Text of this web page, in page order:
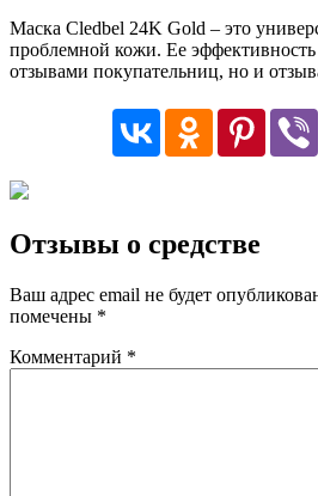
Маска Cledbel 24K Gold – это
проблемной кожи. Ее эффективность
отзывами покупательниц, но и
Отзывы о средстве
Ваш адрес email не будет
помечены *
Комментарий *